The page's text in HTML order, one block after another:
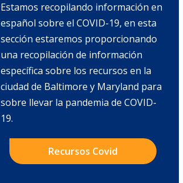
Estamos recopilando información en
español sobre el COVID-19, en esta
sección estaremos proporcionando
una recopilación de información
específica sobre los recursos en la
ciudad de Baltimore y Maryland para
sobre llevar la pandemia de COVID-
19.
Recursos Covid